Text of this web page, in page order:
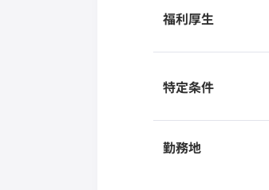
福利厚生
特定条件
勤務地